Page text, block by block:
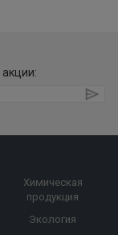
Химическая
продукция
Экология